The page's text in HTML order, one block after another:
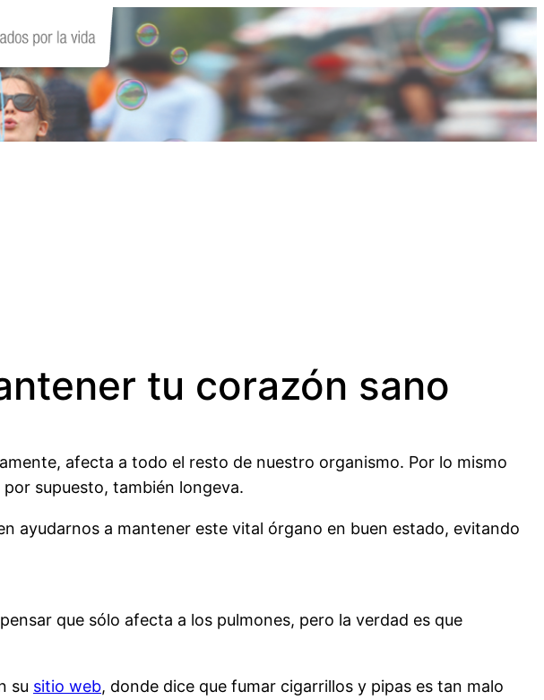
tu corazón sano
afecta a todo el resto de nuestro organismo. Por lo mismo
supuesto, también longeva.
ayudarnos a mantener este vital órgano en buen estado, evitando
que sólo afecta a los pulmones, pero la verdad es que
su sitio web, donde dice que fumar cigarrillos y pipas es tan malo